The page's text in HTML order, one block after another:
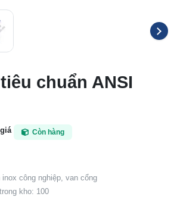
chuẩn ANSI
Còn hàng
inox công nghiệp, van cổng
kho: 100